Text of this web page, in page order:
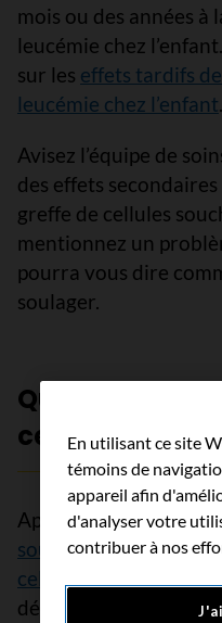
mois ou des années
leucémie chez
sur les effets tardifs
leucémie chez l’enfant.
Avisez l’équipe de
des effets
greffe de cellules
mentionnez un
pourra vous dire
soulager.
Questions à
cellules
Apprenez-en
soucheset leseffets
cellules souches
décisions pour votre
En utilisant ce site
témoins de
appareil afin
d'analyser votre
contribuer à nos